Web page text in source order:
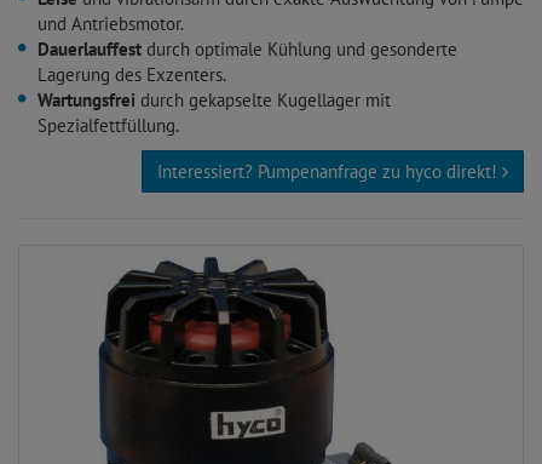
und Antriebsmotor.
Dauerlauffest durch optimale Kühlung und gesonderte
Lagerung des Exzenters.
Wartungsfrei durch gekapselte Kugellager mit
Spezialfettfüllung.
Interessiert? Pumpenanfrage zu hyco direkt!